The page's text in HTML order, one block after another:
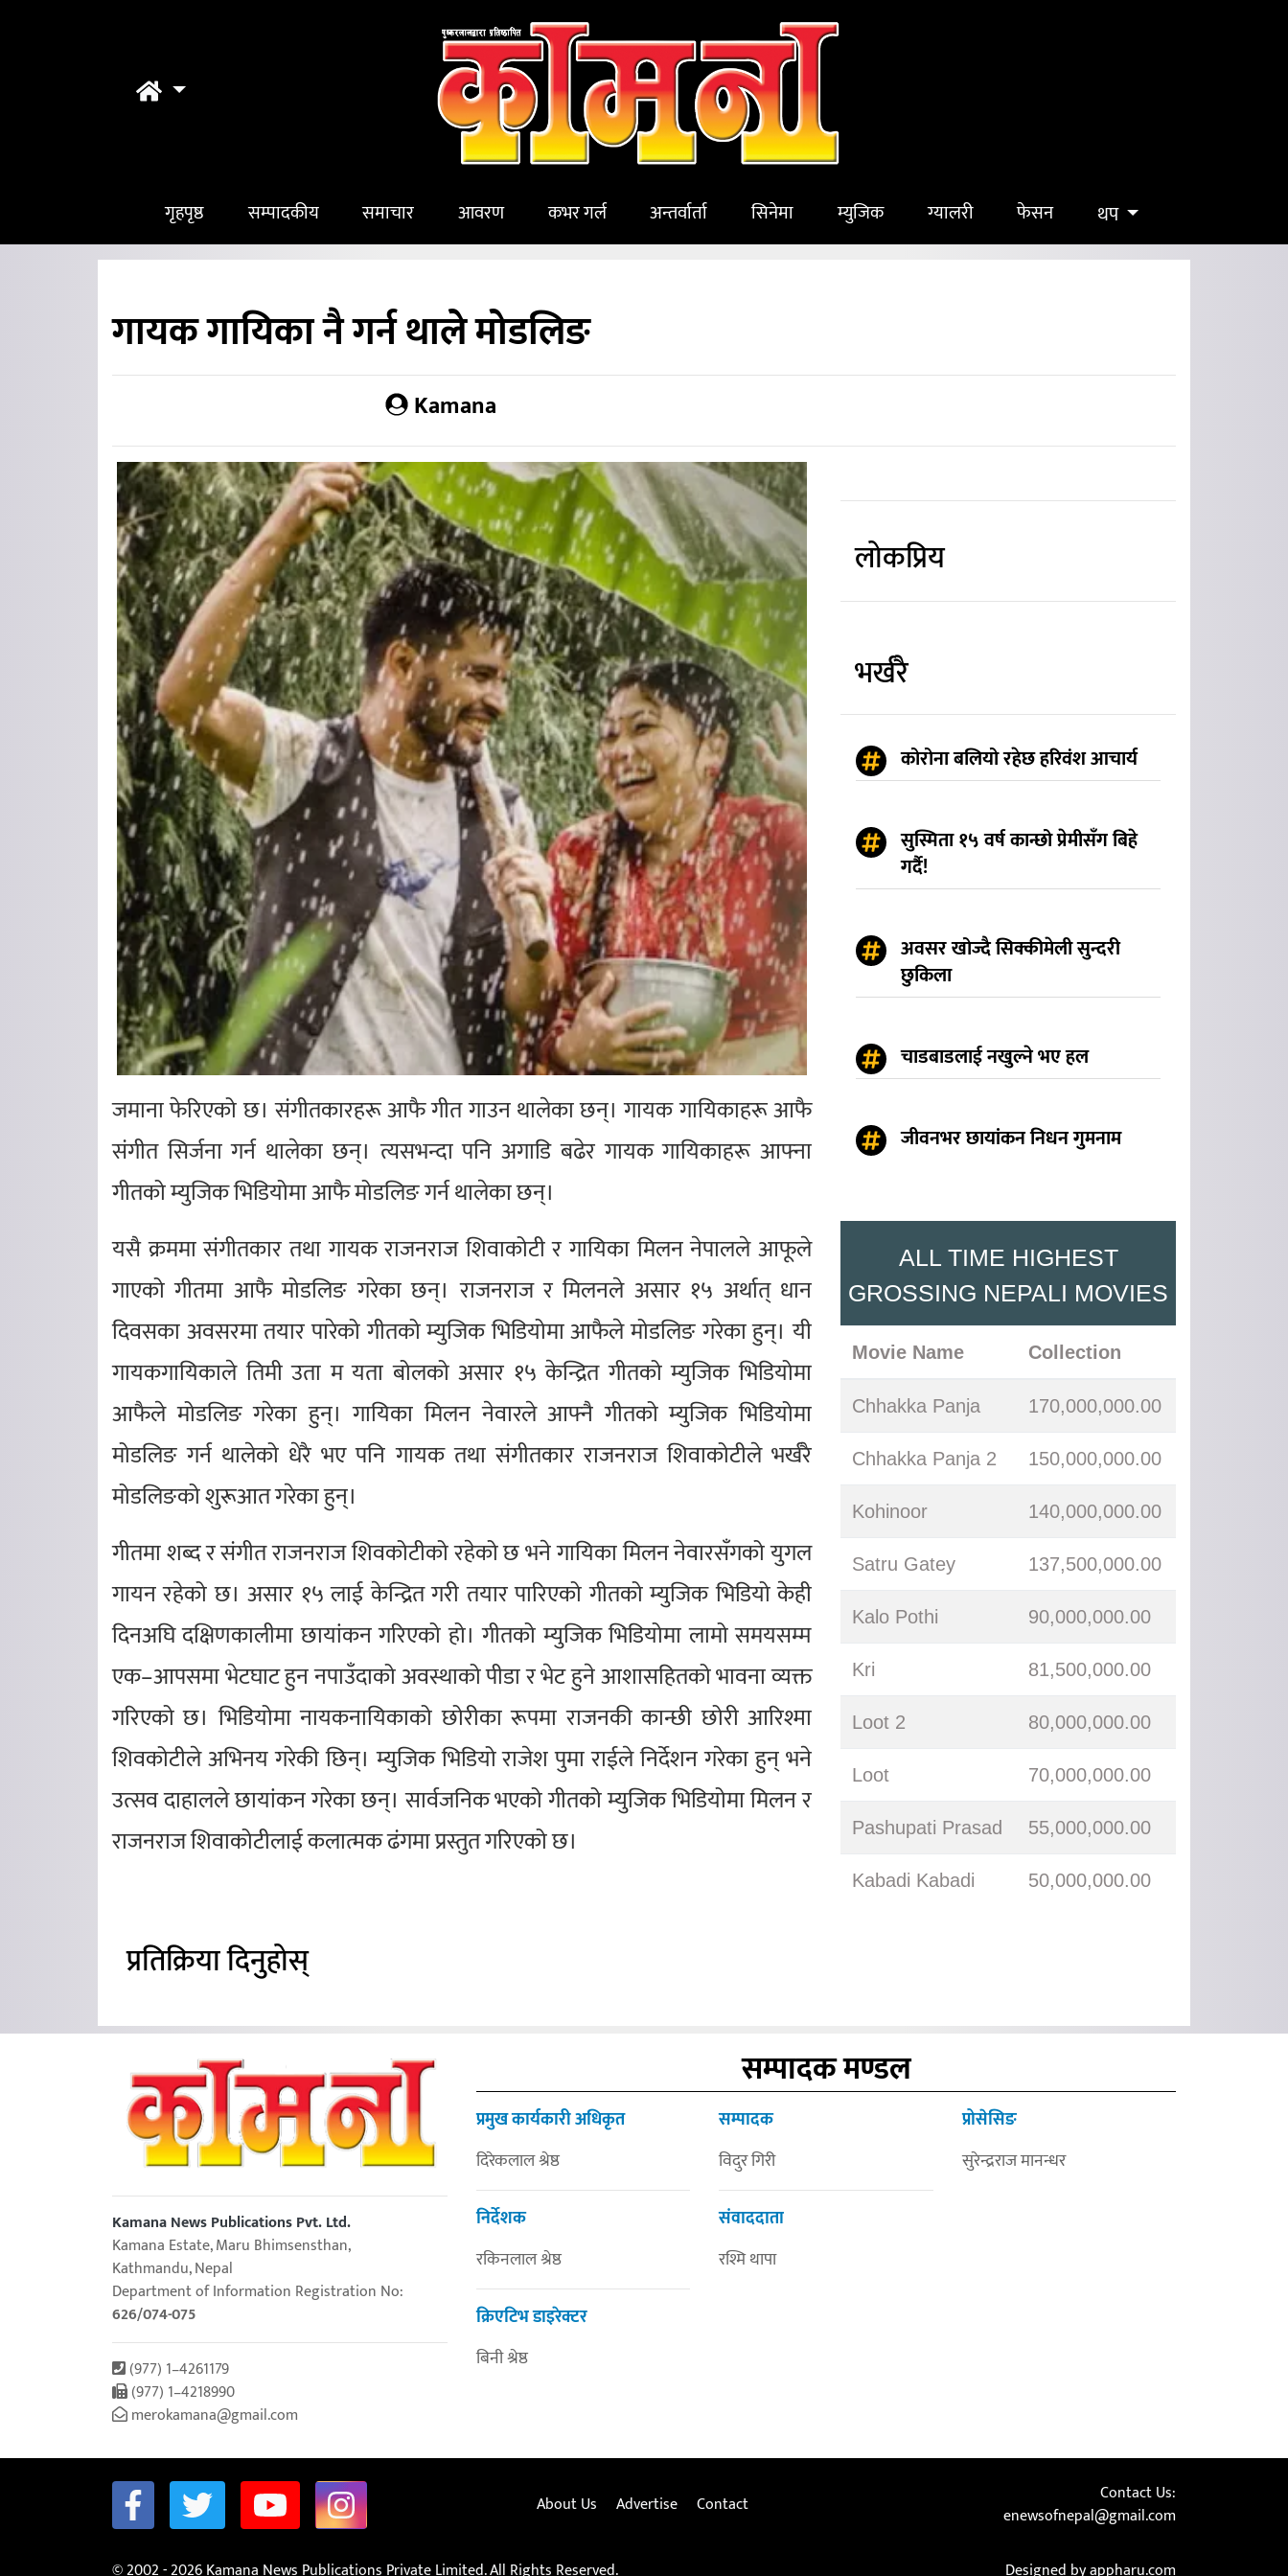
गृहपृष्ठ सम्पादकीय समाचार आवरण कभर गर्ल अन्तर्वार्ता सिनेमा म्युजिक ग्यालरी फेसन थप
गायक गायिका नै गर्न थाले मोडलिङ
Kamana
जमाना फेरिएको छ। संगीतकारहरू आफै गीत गाउन थालेका छन्। गायक गायिकाहरू आफै
संगीत सिर्जना गर्न थालेका छन्। त्यसभन्दा पनि अगाडि बढेर गायक गायिकाहरू आफ्ना
गीतको म्युजिक भिडियोमा आफै मोडलिङ गर्न थालेका छन्।
यसै क्रममा संगीतकार तथा गायक राजनराज शिवाकोटी र गायिका मिलन नेपालले आफूले
गाएको गीतमा आफै मोडलिङ गरेका छन्। राजनराज र मिलनले असार १५ अर्थात् धान
दिवसका अवसरमा तयार पारेको गीतको म्युजिक भिडियोमा आफैले मोडलिङ गरेका हुन्। यी
गायकगायिकाले तिमी उता म यता बोलको असार १५ केन्द्रित गीतको म्युजिक भिडियोमा
आफैले मोडलिङ गरेका हुन्। गायिका मिलन नेवारले आफ्नै गीतको म्युजिक भिडियोमा
मोडलिङ गर्न थालेको धेरै भए पनि गायक तथा संगीतकार राजनराज शिवाकोटीले भर्खरै
मोडलिङको शुरूआत गरेका हुन्।
गीतमा शब्द र संगीत राजनराज शिवकोटीको रहेको छ भने गायिका मिलन नेवारसँगको युगल
गायन रहेको छ। असार १५ लाई केन्द्रित गरी तयार पारिएको गीतको म्युजिक भिडियो केही
दिनअघि दक्षिणकालीमा छायांकन गरिएको हो। गीतको म्युजिक भिडियोमा लामो समयसम्म
एक–आपसमा भेटघाट हुन नपाउँदाको अवस्थाको पीडा र भेट हुने आशासहितको भावना व्यक्त
गरिएको छ। भिडियोमा नायकनायिकाको छोरीका रूपमा राजनकी कान्छी छोरी आरिश्मा
शिवकोटीले अभिनय गरेकी छिन्। म्युजिक भिडियो राजेश पुमा राईले निर्देशन गरेका हुन् भने
उत्सव दाहालले छायांकन गरेका छन्। सार्वजनिक भएको गीतको म्युजिक भिडियोमा मिलन र
राजनराज शिवाकोटीलाई कलात्मक ढंगमा प्रस्तुत गरिएको छ।
प्रतिक्रिया दिनुहोस्
लोकप्रिय
भर्खरै
कोरोना बलियो रहेछ हरिवंश आचार्य
सुस्मिता १५ वर्ष कान्छो प्रेमीसँग बिहे
गर्दै!
अवसर खोज्दै सिक्कीमेली सुन्दरी
छुकिला
चाडबाडलाई नखुल्ने भए हल
जीवनभर छायांकन निधन गुमनाम
ALL TIME HIGHEST
GROSSING NEPALI MOVIES
Movie Name Collection
Chhakka Panja 170,000,000.00
Chhakka Panja 2 150,000,000.00
Kohinoor 140,000,000.00
Satru Gatey 137,500,000.00
Kalo Pothi 90,000,000.00
Kri 81,500,000.00
Loot 2 80,000,000.00
Loot 70,000,000.00
Pashupati Prasad 55,000,000.00
Kabadi Kabadi 50,000,000.00
Kamana News Publications Pvt. Ltd.
Kamana Estate, Maru Bhimsensthan,
Kathmandu, Nepal
Department of Information Registration No:
626/074-075
(977) 1–4261179
(977) 1–4218990
merokamana@gmail.com
सम्पादक मण्डल
प्रमुख कार्यकारी अधिकृत
दिरेकलाल श्रेष्ठ
निर्देशक
रकिनलाल श्रेष्ठ
क्रिएटिभ डाइरेक्टर
बिनी श्रेष्ठ
सम्पादक
विदुर गिरी
संवाददाता
रश्मि थापा
प्रोसेसिङ
सुरेन्द्रराज मानन्धर
About Us Advertise Contact
Contact Us:
enewsofnepal@gmail.com